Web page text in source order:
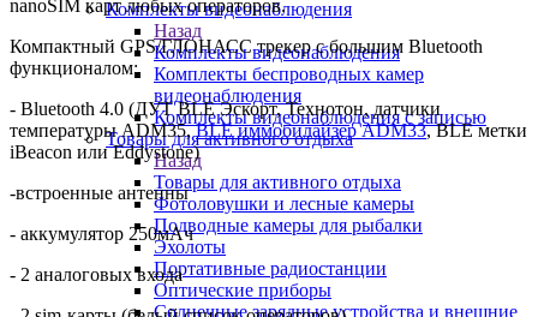
Комплекты видеонаблюдения
Назад
Комплекты видеонаблюдения
Комплекты беспроводных камер
видеонаблюдения
Комплекты видеонаблюдения с записью
Товары для активного отдыха
Назад
Товары для активного отдыха
Фотоловушки и лесные камеры
Подводные камеры для рыбалки
Эхолоты
Портативные радиостанции
Оптические приборы
Солнечные зарядные устройства и внешние
nanoSIM карт любых операторов.
Компактный GPS/ГЛОНАСС трекер с большим Bluetooth
функционалом:
- Bluetooth 4.0 (ДУТ BLE Эскорт, Технотон, датчики
температуры ADM35,BLE иммобилайзер ADM33, BLE метки
iBeacon или Eddystone)
-встроенные антенны
- аккумулятор 250мАч
- 2 аналоговых входа